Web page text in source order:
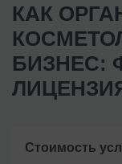
КАК
БИЗНЕС:
Стоимость